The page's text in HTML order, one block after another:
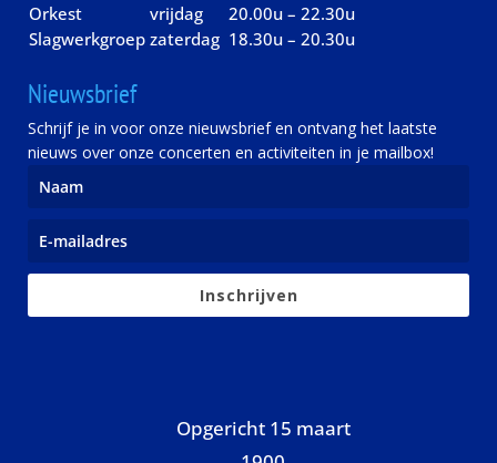
Orkest
vrijdag
20.00u – 22.30u
Slagwerkgroep zaterdag 18.30u – 20.30u
Nieuwsbrief
Schrijf je in voor onze nieuwsbrief en ontvang het laatste
nieuws over onze concerten en activiteiten in je mailbox!
Inschrijven
Opgericht 15 maart